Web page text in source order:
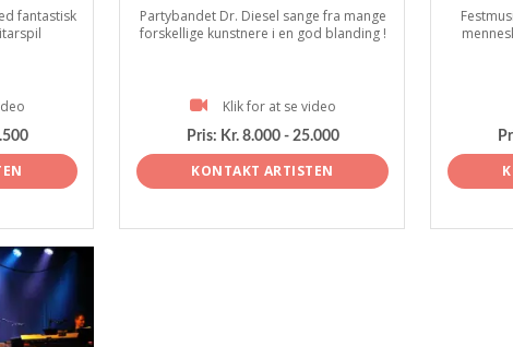
fantastisk
Partybandet Dr. Diesel sange fra mange
forskellige kunstnere i en god blanding !
Klik for at se video
Pris: Kr. 8.000 - 25.000
KONTAKT ARTISTEN